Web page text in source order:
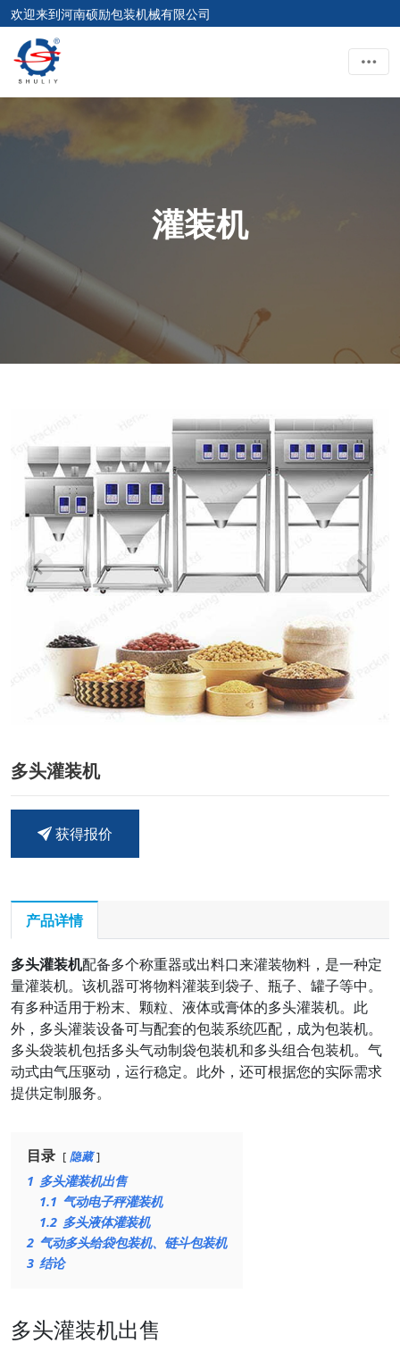
欢迎来到河南硕励包装机械有限公司
灌装机
多头灌装机
获得报价
产品详情
多头灌装机配备多个称重器或出料口来灌装物料，是一种定
量灌装机。该机器可将物料灌装到袋子、瓶子、罐子等中。
有多种适用于粉末、颗粒、液体或膏体的多头灌装机。此
外，多头灌装设备可与配套的包装系统匹配，成为包装机。
多头袋装机包括多头气动制袋包装机和多头组合包装机。气
动式由气压驱动，运行稳定。此外，还可根据您的实际需求
提供定制服务。
目录 隐藏
1 多头灌装机出售
1.1 气动电子秤灌装机
1.2 多头液体灌装机
2 气动多头给袋包装机、链斗包装机
3 结论
多头灌装机出售